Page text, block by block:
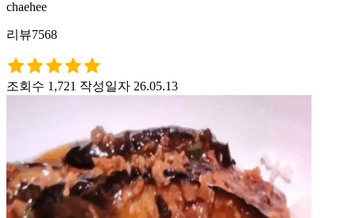
chaehee
리뷰7568
조회수 1,721 작성일자 26.05.13